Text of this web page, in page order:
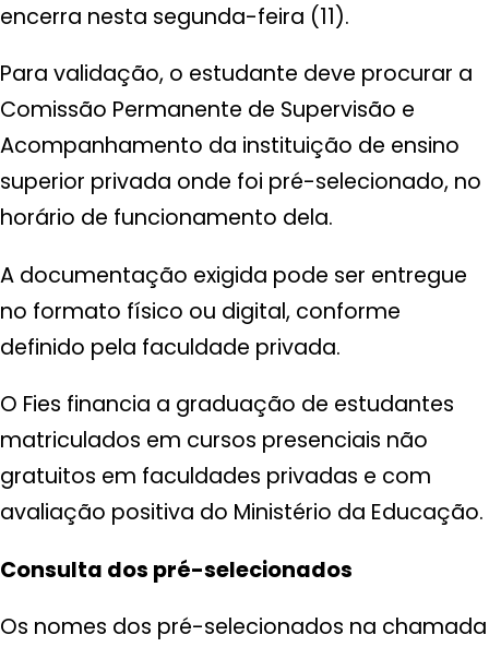
encerra nesta segunda-feira (11).
Para validação, o estudante deve procurar a
Comissão Permanente de Supervisão e
Acompanhamento da instituição de ensino
superior privada onde foi pré-selecionado, no
horário de funcionamento dela.
A documentação exigida pode ser entregue
no formato físico ou digital, conforme
definido pela faculdade privada.
O Fies financia a graduação de estudantes
matriculados em cursos presenciais não
gratuitos em faculdades privadas e com
avaliação positiva do Ministério da Educação.
Consulta dos pré-selecionados
Os nomes dos pré-selecionados na chamada